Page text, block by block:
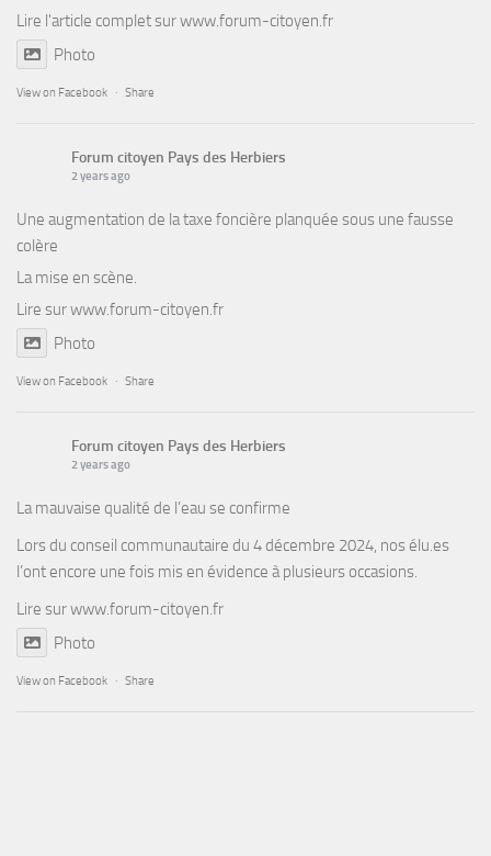
Lire l'article complet surwww.forum-citoyen.fr
Photo
View on Facebook · Share
Forum citoyen Pays des Herbiers
2 years ago
Une augmentation de la taxe foncière planquée sous une fausse
colère
La mise en scène.
Lire surwww.forum-citoyen.fr
Photo
View on Facebook · Share
Forum citoyen Pays des Herbiers
2 years ago
La mauvaise qualité de l’eau se confirme
Lors du conseil communautaire du 4 décembre 2024, nos élu.es
l’ont encore une fois mis en évidence à plusieurs occasions.
Lire surwww.forum-citoyen.fr
Photo
View on Facebook · Share